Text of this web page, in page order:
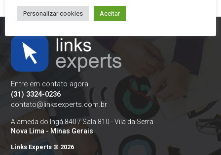
Entre em contato agora
(31) 3324-0236
contato@linksexperts.com.br
Alameda do Ingá 840 / Sala 810 - Vila da Serra
Nova Lima - Minas Gerais
Links Experts © 2026
Personalizar cookies Aceitar